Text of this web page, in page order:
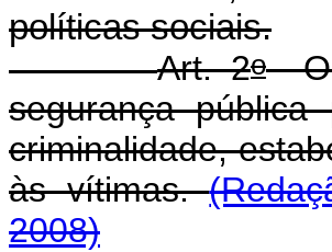
políticas sociais.
Art. 2oO
segurança
criminalidade,
às vítimas.
2008)